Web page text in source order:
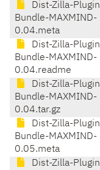
Dist-Zilla-Plugin
Bundle-MAXMIND-
0.04.meta
Dist-Zilla-Plugin
Bundle-MAXMIND-
0.04.readme
Dist-Zilla-Plugin
Bundle-MAXMIND-
0.04.tar.gz
Dist-Zilla-Plugin
Bundle-MAXMIND-
0.05.meta
Dist-Zilla-Plugin